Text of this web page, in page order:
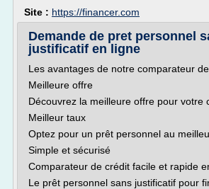
Site : https://financer.com
Demande de pret personnel
justificatif en ligne
Les avantages de notre comparateur
Meilleure offre
Découvrez la meilleure offre pour votre
Meilleur taux
Optez pour un prêt personnel au
Simple et sécurisé
Comparateur de crédit facile et rapide
Le prêt personnel sans justificatif pour